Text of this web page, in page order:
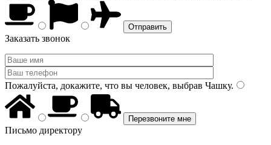
Заказать звонок
Пожалуйста, докажите, что вы человек, выбрав Чашку.
Письмо директору